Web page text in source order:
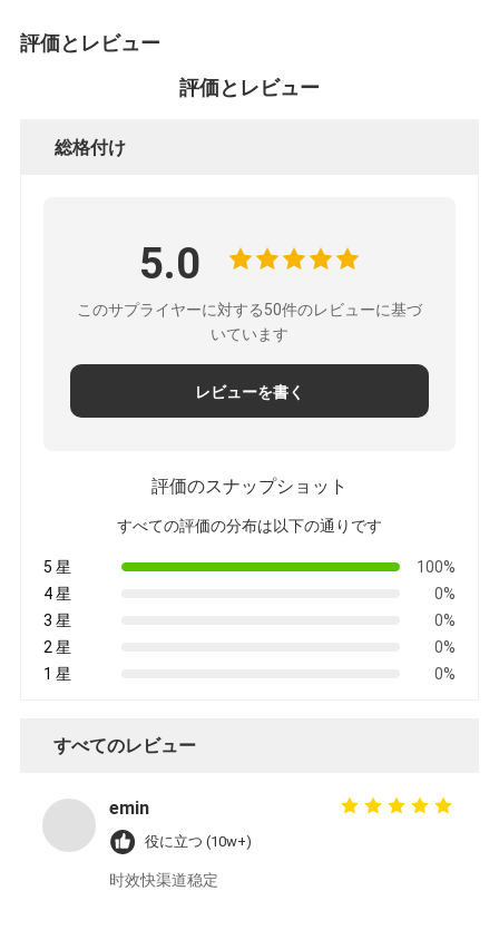
評価とレビュー
評価とレビュー
総格付け
5.0
このサプライヤーに対する50件のレビューに基づ
いています
レビューを書く
評価のスナップショット
すべての評価の分布は以下の通りです
5 星
100%
4 星
0%
3 星
0%
2 星
0%
1 星
0%
すべてのレビュー
emin
役に立つ (10w+)
时效快渠道稳定